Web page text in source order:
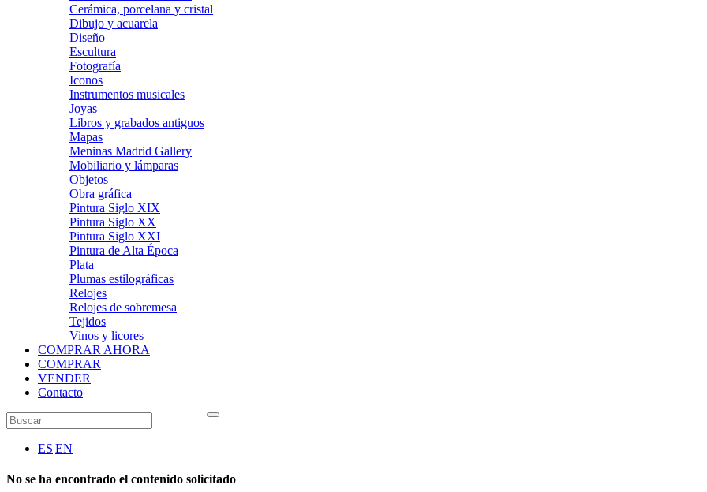
Cerámica, porcelana y cristal
Dibujo y acuarela
Diseño
Escultura
Fotografía
Iconos
Instrumentos musicales
Joyas
Libros y grabados antiguos
Mapas
Meninas Madrid Gallery
Mobiliario y lámparas
Objetos
Obra gráfica
Pintura Siglo XIX
Pintura Siglo XX
Pintura Siglo XXI
Pintura de Alta Época
Plata
Plumas estilográficas
Relojes
Relojes de sobremesa
Tejidos
Vinos y licores
COMPRAR AHORA
COMPRAR
VENDER
Contacto
ES|EN
No se ha encontrado el contenido solicitado